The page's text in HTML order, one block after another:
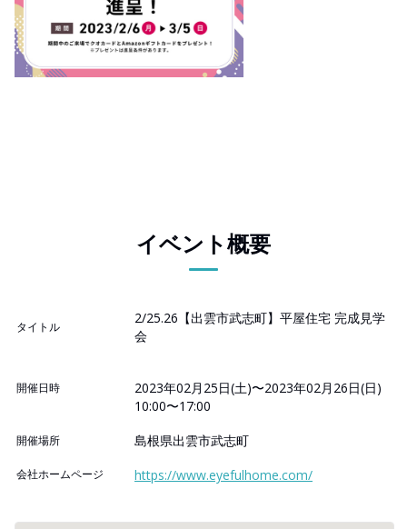
イベント概要
タイトル
2/25.26【出雲市武志町】平屋住宅 完成見学
会
開催日時
2023年02月25日(土)〜2023年02月26日(日)
10:00〜17:00
開催場所 島根県出雲市武志町
会社ホームページ https://www.eyefulhome.com/